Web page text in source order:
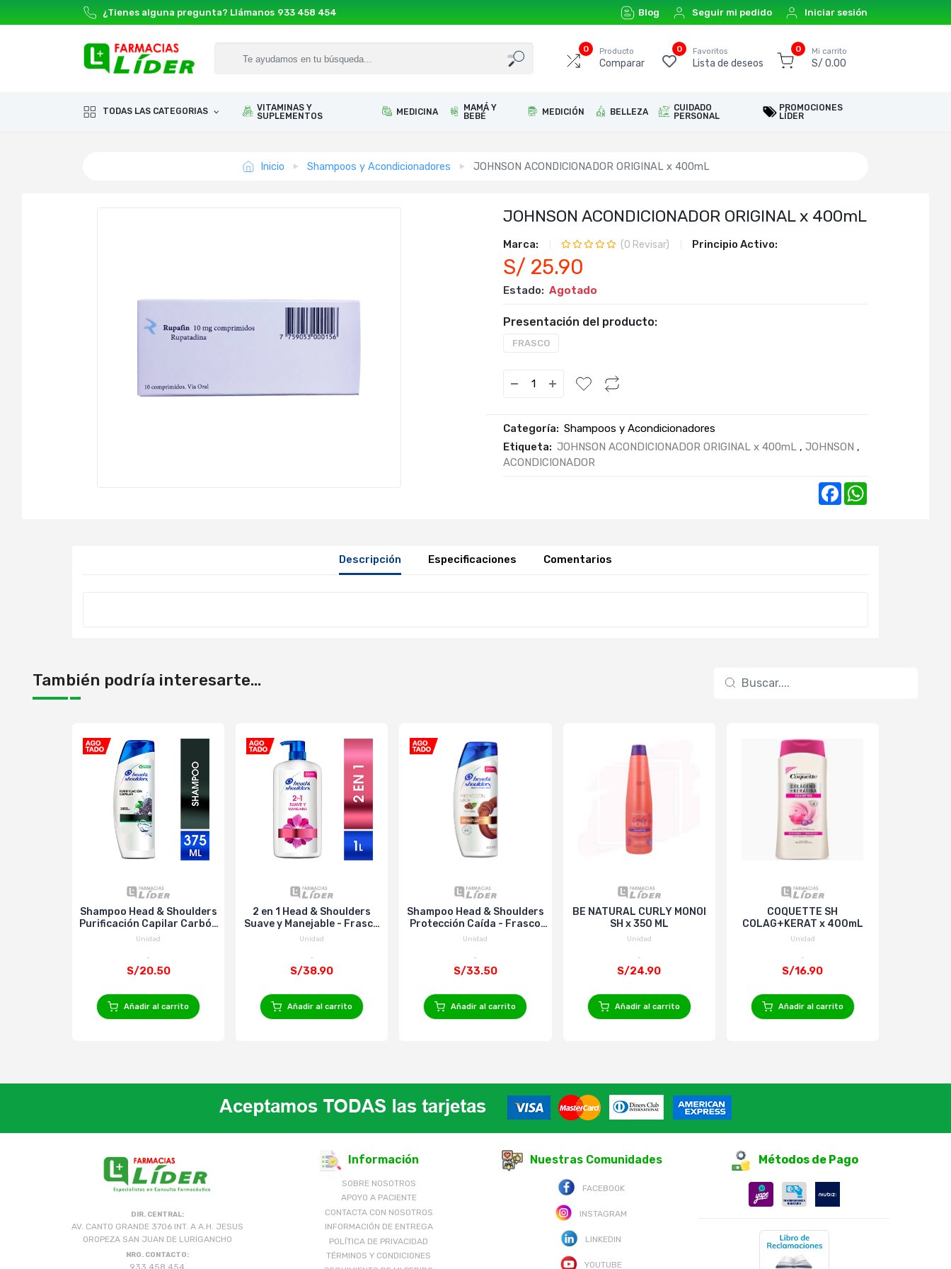
¿Tienes alguna pregunta? Llámanos 933 458 454 Blog Seguir mi pedido Iniciar sesión
0 Producto
Comparar
0 Favoritos
Lista de deseos
0 Mi carrito
S/ 0.00
TODAS LAS CATEGORIAS
VITAMINAS Y
SUPLEMENTOS
MEDICINA
MAMÁ Y
BEBÉ
MEDICIÓN BELLEZA
CUIDADO
PERSONAL
PROMOCIONES
LÍDER
Inicio Shampoos y Acondicionadores JOHNSON ACONDICIONADOR ORIGINAL x 400mL
JOHNSON ACONDICIONADOR ORIGINAL x 400mL
Marca: (0 Revisar) Principio Activo:
S/ 25.90
Estado: Agotado
Presentación del producto:
FRASCO
Categoría: Shampoos y Acondicionadores
Etiqueta: JOHNSON ACONDICIONADOR ORIGINAL x 400mL , JOHNSON ,
ACONDICIONADOR
Facebook
Descripción Especificaciones Comentarios
También podría interesarte...
Shampoo Head & Shoulders
Purificación Capilar Carbón
Activado - Frasco 375 Ml
Unidad
S/20.50
Añadir al carrito
2 en 1 Head & Shoulders
Suave y Manejable - Frasco
1000 Ml
Unidad
S/38.90
Añadir al carrito
Shampoo Head & Shoulders
Protección Caída - Frasco
650 Ml
Unidad
S/33.50
Añadir al carrito
BE NATURAL CURLY MONOI
SH x 350 ML
Unidad
S/24.90
Añadir al carrito
COQUETTE SH
COLAG+KERAT x 400mL
Unidad
S/16.90
Añadir al carrito
DIR. CENTRAL:
AV. CANTO GRANDE 3706 INT. A A.H. JESUS
OROPEZA SAN JUAN DE LURIGANCHO
NRO. CONTACTO:
933 458 454
Información
SOBRE NOSOTROS
APOYO A PACIENTE
CONTACTA CON NOSOTROS
INFORMACIÓN DE ENTREGA
POLÍTICA DE PRIVACIDAD
TÉRMINOS Y CONDICIONES
Nuestras Comunidades
FACEBOOK
INSTAGRAM
LINKEDIN
YOUTUBE
Métodos de Pago